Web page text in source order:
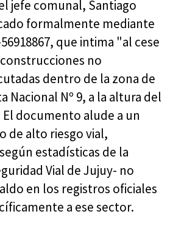
jefe comunal, Santiago
formalmente mediante
que intima "al cese
no
dentro de la zona de
Nacional Nº 9, a la altura del
documento alude a un
de alto riesgo vial,
estadísticas de la
Vial de Jujuy- no
en los registros oficiales
a ese sector.